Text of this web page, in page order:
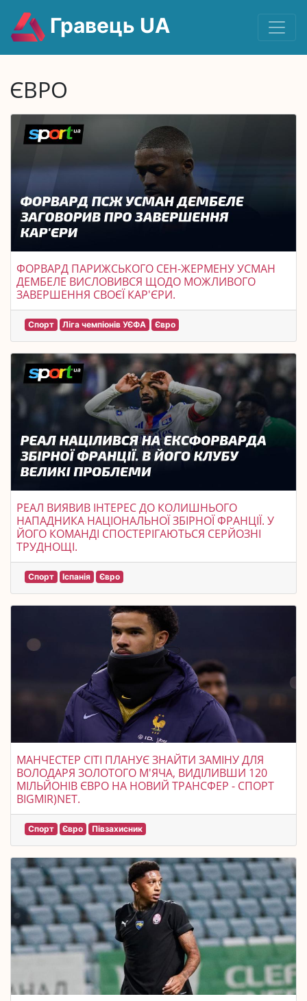
Гравець UA
ЄВРО
ФОРВАРД ПАРИЖСЬКОГО СЕН-ЖЕРМЕНУ УСМАН
ДЕМБЕЛЕ ВИСЛОВИВСЯ ЩОДО МОЖЛИВОГО
ЗАВЕРШЕННЯ СВОЄЇ КАР'ЄРИ.
Спорт Ліга чемпіонів УЄФА Євро
РЕАЛ ВИЯВИВ ІНТЕРЕС ДО КОЛИШНЬОГО
НАПАДНИКА НАЦІОНАЛЬНОЇ ЗБІРНОЇ ФРАНЦІЇ. У
ЙОГО КОМАНДІ СПОСТЕРІГАЮТЬСЯ СЕРЙОЗНІ
ТРУДНОЩІ.
Спорт Іспанія Євро
МАНЧЕСТЕР СІТІ ПЛАНУЄ ЗНАЙТИ ЗАМІНУ ДЛЯ
ВОЛОДАРЯ ЗОЛОТОГО М'ЯЧА, ВИДІЛИВШИ 120
МІЛЬЙОНІВ ЄВРО НА НОВИЙ ТРАНСФЕР - СПОРТ
BIGMIR)NET.
Спорт Євро Півзахисник